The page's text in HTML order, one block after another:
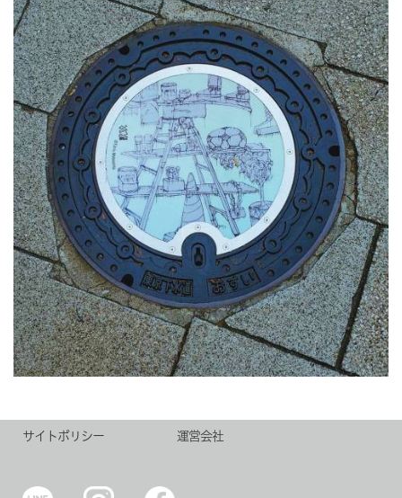
サイトポリシー 運営会社